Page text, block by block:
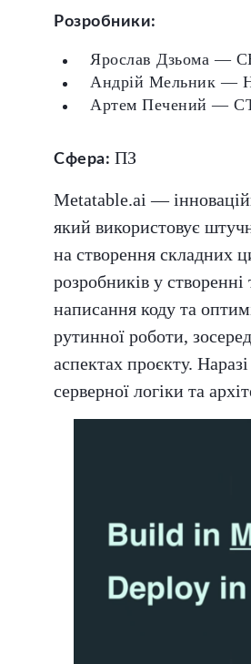
Розробники:
Ярослав Дзьома —
Андрій Мельник —
Артем Печений —
Сфера: ПЗ
Metatable.ai —
який використовує
на створення складних
розробників у створенні
написання коду та
рутинної роботи,
аспектах проєкту.
серверної логіки та